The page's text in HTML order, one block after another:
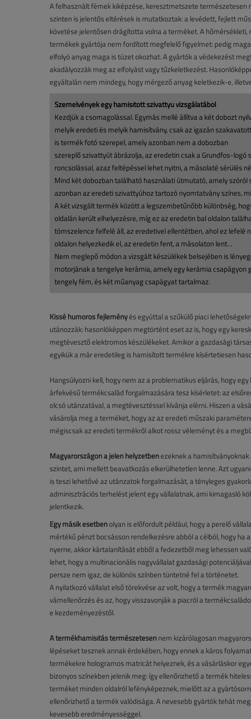
A felhasznált fémek kiképzése, keresztmetszete természetesen
szinten is jelentős eltérések is mutatkoztak: a levédett, fejlett
követése jelentősen drágította volna a terméket. A
termékek gyártója nem fordított megfelelő figyelmet: pedig
elfolyó anyag maga is tüzet okozhat. A gyártók a védekezést
akadályozzák meg az elfolyást vagy tűzkeletkezést.
egyáltalán nem mindegy, hogy mérgező anyag keletkezik-e,
Szemelvények egy hamisított szivattyú vizsgálatából
Kezdjük a csomagolással. Egymás mellé állítva a két dobozt
melyik eredeti és melyik hamisítvány, csak az igazán
is termék fotó szerepel, amely azonban nem a dobozban
szereplő szivattyút ábrázolja, az eredetin csak a Grundfos-logó
roncsolással, azaz feltépéssel lehet nyitni, a másolaté sérülés
Mind két dobozban található használati útmutató, amely szóról
azonban az eredeti szivattyúhoz tartozó nyomtatvány színes,
A két vizsgált termék között a legszembetűnőbb különbség,
oldalán került elhelyezésre, míg ez az eredetin bal oldalon
tömszelence felfelé áll, az eredetivel ellentétben, ahol ez lefelé
oldalon helyezkedik el, az eredetin fent, a másolaton lent…
Nem meglepő módon a vizsgált készülékek belsejében is
motorjának a tengelye kerámia, amely egy kerámia
tengely fém, és két műanyag csapágyat tartalmaz.
Kissé humoros fejleményés egyúttal a szűkülő piaci
utánozzák: hasonlóképpen megtörtént eset az is, hogy egy
megtévesztő elektromos készülékeket. Amikor a gazdasági
egyikük a már eredetileg is hamisított termékre kísértetiesen
Hangsúlyozni kell, hogy nem az a problematikus eljárás, hogy
árfekvésű termékcsalád forgalmazására tesz kísérletet: az
olcsó utánzatával, a megtévesztéssel kívánja elérni. Hiszen a
vásárolja meg a terméket, hogy az az eredeti műszaki
mégiscsak az eredeti termékről alkot rossz véleményt és a
Magyarországon a jelen helyzetbenezeknek a
szintet, ami mellett beavatkozás elkerülhetetlen lenne. Azt
is teszi lehetővé az utánzatok forgalmazását, a tényleges
adminisztrációs terhelést jelent egy vállalatnak, ami kimagasló
jelentkezik.
Egy másik esetbenolyan is előfordult például, hogy a perelő
mértékű pénzt bocsásson rendelkezésre abból a célból, hogy
nyerne, akkor kártalanítását ebből a fedezetből meg lehessen
lehet, hogy a multinacionális nagyvállalat gazdasági
persze nem igaz, de különös színben tüntetné fel a történetet.
A nyilatkozó vállalat első törekvése az volt, hogy a termék
vámellenőrzés és az, hogy visszavonják a piacról a
e kezdeményezéstől.
A termékhamisítás természetesennem kizárólagosan
lépéseket tesznek annak érdekében, hogy ennek a káros
termékekre hologramos matricát helyeznek, és a vásárláskor
bizonyos színekben jelenik meg: így ellenőrizhető a termék
terméket minden oldalról lefényképeznek, mielőtt az a
ellenőrizhető a termék valódisága. A nevesebb gyártók tehát
kevesebb eredményességgel.